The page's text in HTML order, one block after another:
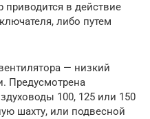
в действие
либо путем
— низкий
Предусмотрена
100, 125 или 150
шахту, или подвесной